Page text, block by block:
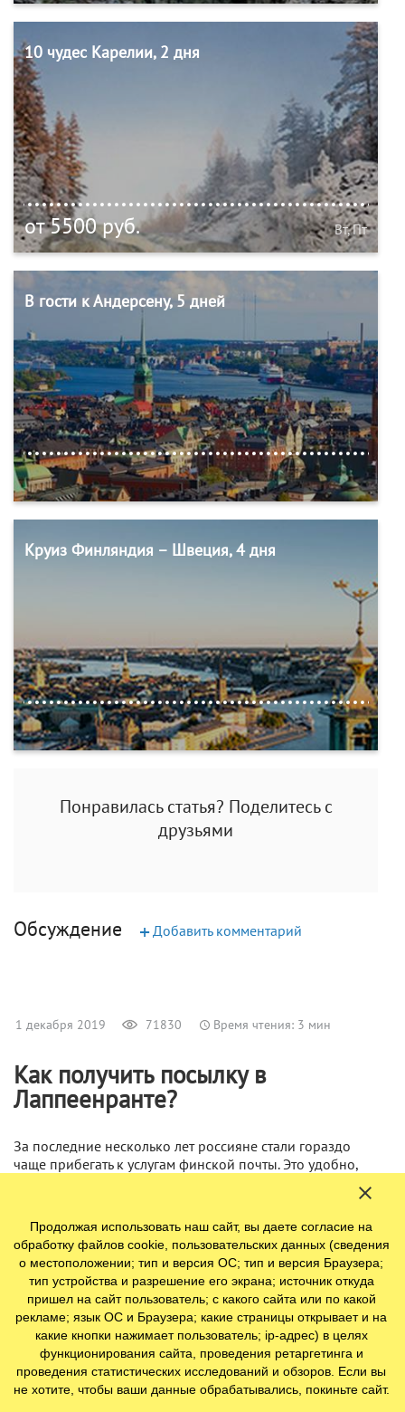
10 чудес Карелии, 2 дня
от 5500 руб. Вт, Пт
В гости к Андерсену, 5 дней
Круиз Финляндия – Швеция, 4 дня
Понравилась статья? Поделитесь с
друзьями
Обсуждение +Добавить комментарий
1 декабря 2019 71830 Время чтения: 3 мин
Как получить посылку в
Лаппеенранте?
За последние несколько лет россияне стали гораздо
чаще прибегать к услугам финской почты. Это удобно,
почтовых отделениях ближайших приграничных
городов, чаще всего это Лаппеенранта или Иматра. Если
вы имеете дело с корреспонденцией из-за рубежа, то
финская почта тоже может сослужить добрую службу,
через нее вы получите письмо гораздо раньше, чем
через почту России.
Продолжая использовать наш сайт, вы даете согласие на
обработку файлов cookie, пользовательских данных (сведения
о местоположении; тип и версия ОС; тип и версия Браузера;
тип устройства и разрешение его экрана; источник откуда
пришел на сайт пользователь; с какого сайта или по какой
рекламе; язык ОС и Браузера; какие страницы открывает и на
какие кнопки нажимает пользователь; ip-адрес) в целях
функционирования сайта, проведения ретаргетинга и
проведения статистических исследований и обзоров. Если вы
не хотите, чтобы ваши данные обрабатывались, покиньте сайт.